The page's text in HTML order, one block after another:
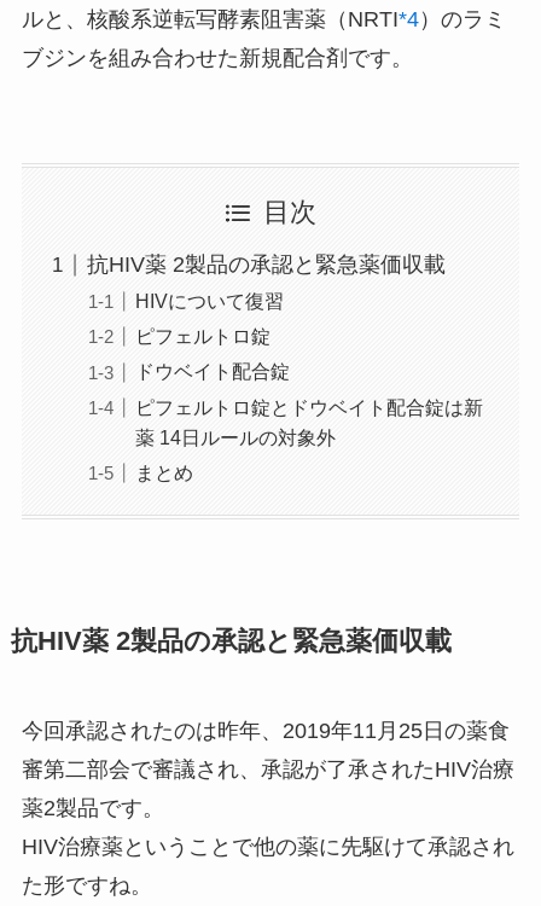
ルと、核酸系逆転写酵素阻害薬（NRTI*4）のラミ
ブジンを組み合わせた新規配合剤です。
目次
抗HIV薬 2製品の承認と緊急薬価収載
HIVについて復習
ピフェルトロ錠
ドウベイト配合錠
ピフェルトロ錠とドウベイト配合錠は新
薬 14日ルールの対象外
まとめ
抗HIV薬 2製品の承認と緊急薬価収載
今回承認されたのは昨年、2019年11月25日の薬食
審第二部会で審議され、承認が了承されたHIV治療
薬2製品です。
HIV治療薬ということで他の薬に先駆けて承認され
た形ですね。